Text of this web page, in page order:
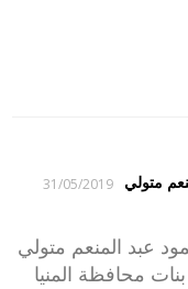
متولي
31/05/2019
عبد المنعم متولي
محافظة المنيا